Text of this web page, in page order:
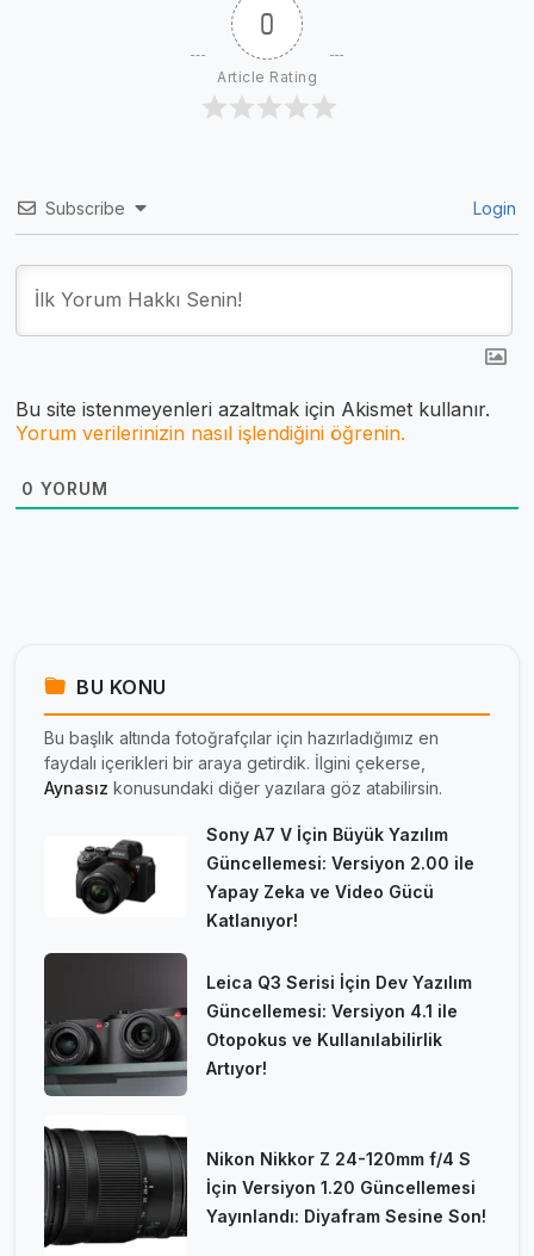
0
Article Rating
Subscribe Login
Bu site istenmeyenleri azaltmak için Akismet kullanır.
Yorum verilerinizin nasıl işlendiğini öğrenin.
0 YORUM
BU KONU
Bu başlık altında fotoğrafçılar için hazırladığımız en
faydalı içerikleri bir araya getirdik. İlgini çekerse,
Aynasız konusundaki diğer yazılara göz atabilirsin.
Sony A7 V İçin Büyük Yazılım
Güncellemesi: Versiyon 2.00 ile
Yapay Zeka ve Video Gücü
Katlanıyor!
Leica Q3 Serisi İçin Dev Yazılım
Güncellemesi: Versiyon 4.1 ile
Otopokus ve Kullanılabilirlik
Artıyor!
Nikon Nikkor Z 24-120mm f/4 S
İçin Versiyon 1.20 Güncellemesi
Yayınlandı: Diyafram Sesine Son!